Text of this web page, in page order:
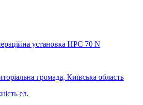
установка НРС 70 N
громада, Київська область
ел.